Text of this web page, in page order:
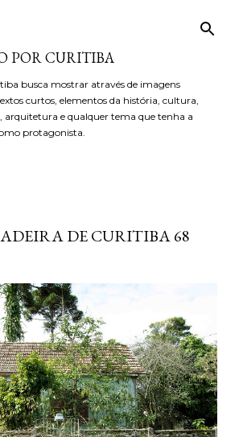
POR CURITIBA
busca mostrar através de imagens
curtos, elementos da história, cultura,
arquitetura e qualquer tema que tenha a
protagonista.
DE CURITIBA 68